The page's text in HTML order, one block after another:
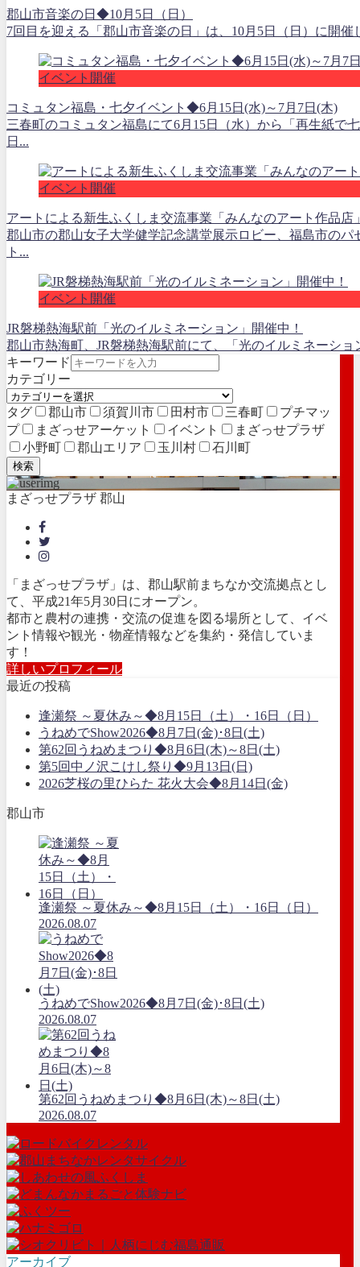
郡山市音楽の日◆10月5日（日）
7回目を迎える「郡山市音楽の日」は、10月5日（日）に開
イベント開催
コミュタン福島・七夕イベント◆6月15日(水)～7月7日(木)
三春町のコミュタン福島にて6月15日（水）から「再生紙で
日...
イベント開催
アートによる新生ふくしま交流事業「みんなのアート作品
郡山市の郡山女子大学健学記念講堂展示ロビー、福島市の
ト...
イベント開催
JR磐梯熱海駅前「光のイルミネーション」開催中！
郡山市熱海町、JR磐梯熱海駅前にて、「光のイルミネーシ
キーワード
カテゴリー
タグ 郡山市 須賀川市 田村市 三春町
プチマッ
プ
まざっせアーケット イベント
まざっせプラザ
小野町
郡山エリア 玉川村 石川町
検索
まざっせプラザ 郡山
「まざっせプラザ」は、郡山駅前まちなか交流拠点とし
て、平成21年5月30日にオープン。
都市と農村の連携・交流の促進を図る場所として、イベ
ント情報や観光・物産情報などを集約・発信していま
す！
詳しいプロフィール
最近の投稿
逢瀬祭 ～夏休み～◆8月15日（土）・16日（日）
うねめでShow2026◆8月7日(金)･8日(土)
第62回うねめまつり◆8月6日(木)～8日(土)
第5回中ノ沢こけし祭り◆9月13日(日)
2026芝桜の里ひらた 花火大会◆8月14日(金)
郡山市
逢瀬祭 ～夏休み～◆8月15日（土）・16日（日）
2026.08.07
うねめでShow2026◆8月7日(金)･8日(土)
2026.08.07
第62回うねめまつり◆8月6日(木)～8日(土)
2026.08.07
アーカイブ